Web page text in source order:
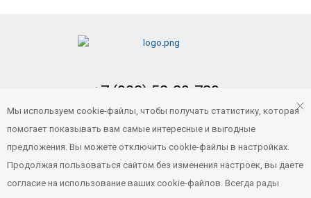
+7 (902) 52-29-739
Заказать обратный звонок
© 2021 Все права защищены
Мы используем cookie-файлы, чтобы получать статистику, которая
помогает показывать вам самые интересные и выгодные
предложения. Вы можете отключить cookie-файлы в настройках.
Продолжая пользоваться сайтом без изменения настроек, вы даете
согласие на использование ваших cookie-файлов. Всегда рады